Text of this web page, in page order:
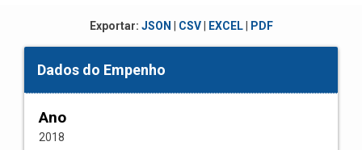
Exportar: JSON CSV| EXCEL| PDF
Dados do Empenho
Ano
2018